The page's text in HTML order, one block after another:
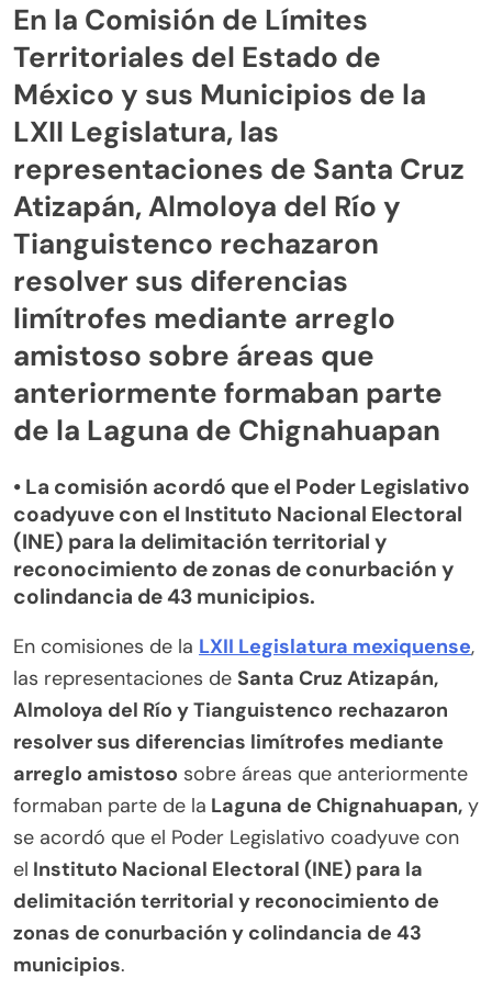
En la Comisión de Límites
Territoriales del Estado de
México y sus Municipios de la
LXII Legislatura, las
representaciones de Santa Cruz
Atizapán, Almoloya del Río y
Tianguistenco rechazaron
resolver sus diferencias
limítrofes mediante arreglo
amistoso sobre áreas que
anteriormente formaban parte
de la Laguna de Chignahuapan
• La comisión acordó que el Poder Legislativo
coadyuve con el Instituto Nacional Electoral
(INE) para la delimitación territorial y
reconocimiento de zonas de conurbación y
colindancia de 43 municipios.
En comisiones de la LXII Legislatura mexiquense,
las representaciones de Santa Cruz Atizapán,
Almoloya del Río y Tianguistenco rechazaron
resolver sus diferencias limítrofes mediante
arreglo amistoso sobre áreas que anteriormente
formaban parte de la Laguna de Chignahuapan, y
se acordó que el Poder Legislativo coadyuve con
el Instituto Nacional Electoral (INE) para la
delimitación territorial y reconocimiento de
zonas de conurbación y colindancia de 43
municipios.